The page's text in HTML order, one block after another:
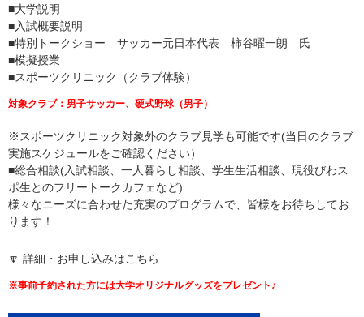
■大学説明
■入試概要説明
■特別トークショー サッカー元日本代表 柿谷曜一朗 氏
■模擬授業
■スポーツクリニック（クラブ体験）
対象クラブ：男子サッカー、硬式野球（男子）
※スポーツクリニック対象外のクラブ見学も可能です(当日のクラブ
実施スケジュールをご確認ください）
■総合相談(入試相談、一人暮らし相談、学生生活相談、現役びわス
ポ生とのフリートークカフェなど)
様々なニーズに合わせた充実のプログラムで、皆様をお待ちしてお
ります！
🔽 詳細・お申し込みはこちら
※事前予約された方には大学オリジナルグッズをプレゼント♪